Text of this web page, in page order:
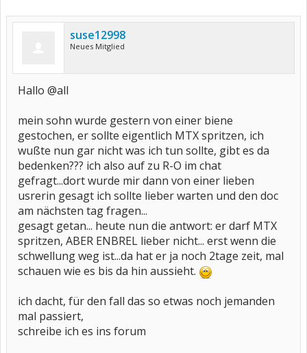
suse12998
Neues Mitglied
Hallo @all
mein sohn wurde gestern von einer biene
gestochen, er sollte eigentlich MTX spritzen, ich
wußte nun gar nicht was ich tun sollte, gibt es da
bedenken??? ich also auf zu R-O im chat
gefragt...dort wurde mir dann von einer lieben
usrerin gesagt ich sollte lieber warten und den doc
am nächsten tag fragen...
gesagt getan... heute nun die antwort: er darf MTX
spritzen, ABER ENBREL lieber nicht... erst wenn die
schwellung weg ist...da hat er ja noch 2tage zeit, mal
schauen wie es bis da hin aussieht.
ich dacht, für den fall das so etwas noch jemanden
mal passiert,
schreibe ich es ins forum